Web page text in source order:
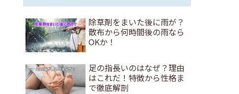
除草剤をまいた後に雨が？
散布から何時間後の雨なら
OKか！
足の指長いのはなぜ？理由
はこれだ！特徴から性格ま
で徹底解剖